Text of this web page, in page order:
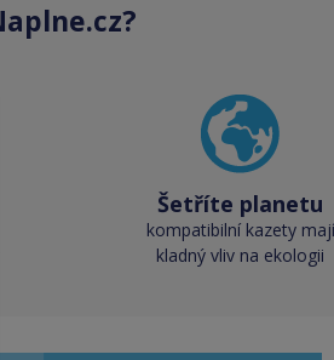
Šetříte planetu
kompatibilní kazety mají
kladný vliv na ekologii